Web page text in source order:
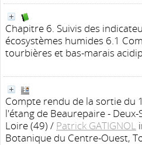
Chapitre 6. Suivis des
écosystèmes humides 6.1
tourbières et bas-marais
Compte rendu de la sortie du
l'étang de Beaurepaire -
Loire (49) / Patrick GATIGNOL
Botanique du Centre-Ouest,